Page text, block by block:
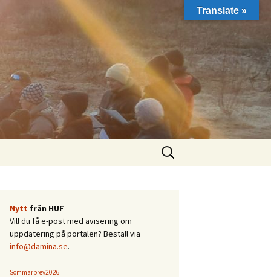
Sök
efter:
Nytt från HUF
Vill du få e-post med avisering om
uppdatering på portalen? Beställ via
info@damina.se.
Sommarbrev2026
Translate »